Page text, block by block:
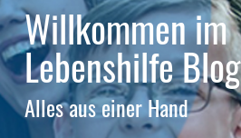
Willkommen im
Lebenshilfe Blog
Alles aus einer Hand